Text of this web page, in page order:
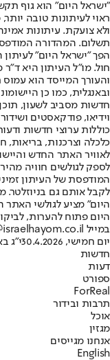
"ישראל היום" הוא גוף
ראוי לעיתונות טובה
ולא צועקת. עיתונות
הפך "ישראל היום"
חול. מו"ל העיתון היא
והעורך המייסד הוא
חדשות מסביב לשעון,
וידיאו, פודקאסטים
כוללות ערוצי חדשות
לאוויר האתר החדש
לספק לגולשים חוויה
המודפסת של העיתון
לקבל אותם גם בניוזלטר.
היום" מציע לגולשי האתר
היום פתוח להערות,
במייל hayom@israelhayom.co.il.
יום חמישי, 30.4.2026
י"ג
חדשות
דעות
ספורט
ForReal
תרבות ובידור
אוכל
מגזין
אנחנו מגייסים
English